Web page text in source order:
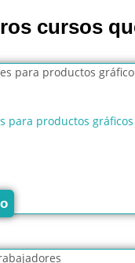
cursos
para productos gráficos